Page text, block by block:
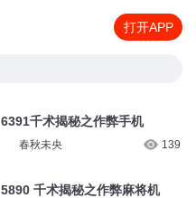
打开APP
6391千术揭秘之作弊手机
春秋未央 139
5890 千术揭秘之作弊麻将机